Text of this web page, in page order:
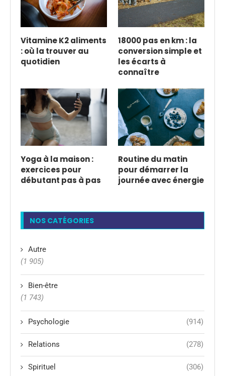
Vitamine K2 aliments
: où la trouver au
quotidien
18000 pas en km : la
conversion simple et
les écarts à
connaître
Yoga à la maison :
exercices pour
débutant pas à pas
Routine du matin
pour démarrer la
journée avec énergie
NOS CATÉGORIES
Autre
(1 905)
Bien-être
(1 743)
Psychologie (914)
Relations (278)
Spirituel (306)